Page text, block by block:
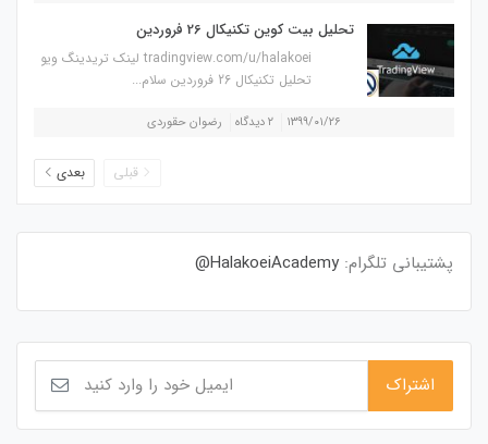
تحلیل بیت کوین تکنیکال 26 فروردین
tradingview.com/u/halakoei لینک تریدینگ ویو
تحلیل تکنیکال 26 فروردین سلام...
۱۳۹۹/۰۱/۲۶ ۲ دیدگاه رضوان حقوردی
قبلی بعدی
پشتیبانی تلگرام: HalakoeiAcademy@